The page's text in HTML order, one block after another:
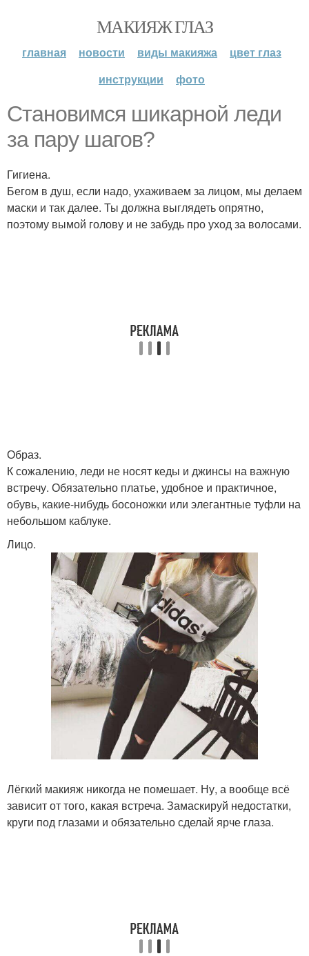
МАКИЯЖ ГЛАЗ
главная новости виды макияжа
цвет глаз
инструкции
фото
Становимся шикарной леди
за пару шагов?
Гигиена.
Бегом в душ, если надо, ухаживаем за лицом, мы делаем
маски и так далее. Ты должна выглядеть опрятно,
поэтому вымой голову и не забудь про уход за волосами.
Образ.
К сожалению, леди не носят кеды и джинсы на важную
встречу. Обязательно платье, удобное и практичное,
обувь, какие-нибудь босоножки или элегантные туфли на
небольшом каблуке.
Лицо.
Лёгкий макияж никогда не помешает. Ну, а вообще всё
зависит от того, какая встреча. Замаскируй недостатки,
круги под глазами и обязательно сделай ярче глаза.